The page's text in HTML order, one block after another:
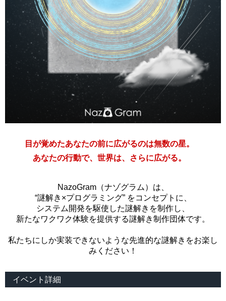
目が覚めたあなたの前に広がるのは無数の星。
あなたの行動で、世界は、さらに広がる。
NazoGram（ナゾグラム）は、
“謎解き×プログラミング” をコンセプトに、
システム開発を駆使した謎解きを制作し、
新たなワクワク体験を提供する謎解き制作団体です。
私たちにしか実装できないような先進的な謎解きをお楽し
みください！
イベント詳細